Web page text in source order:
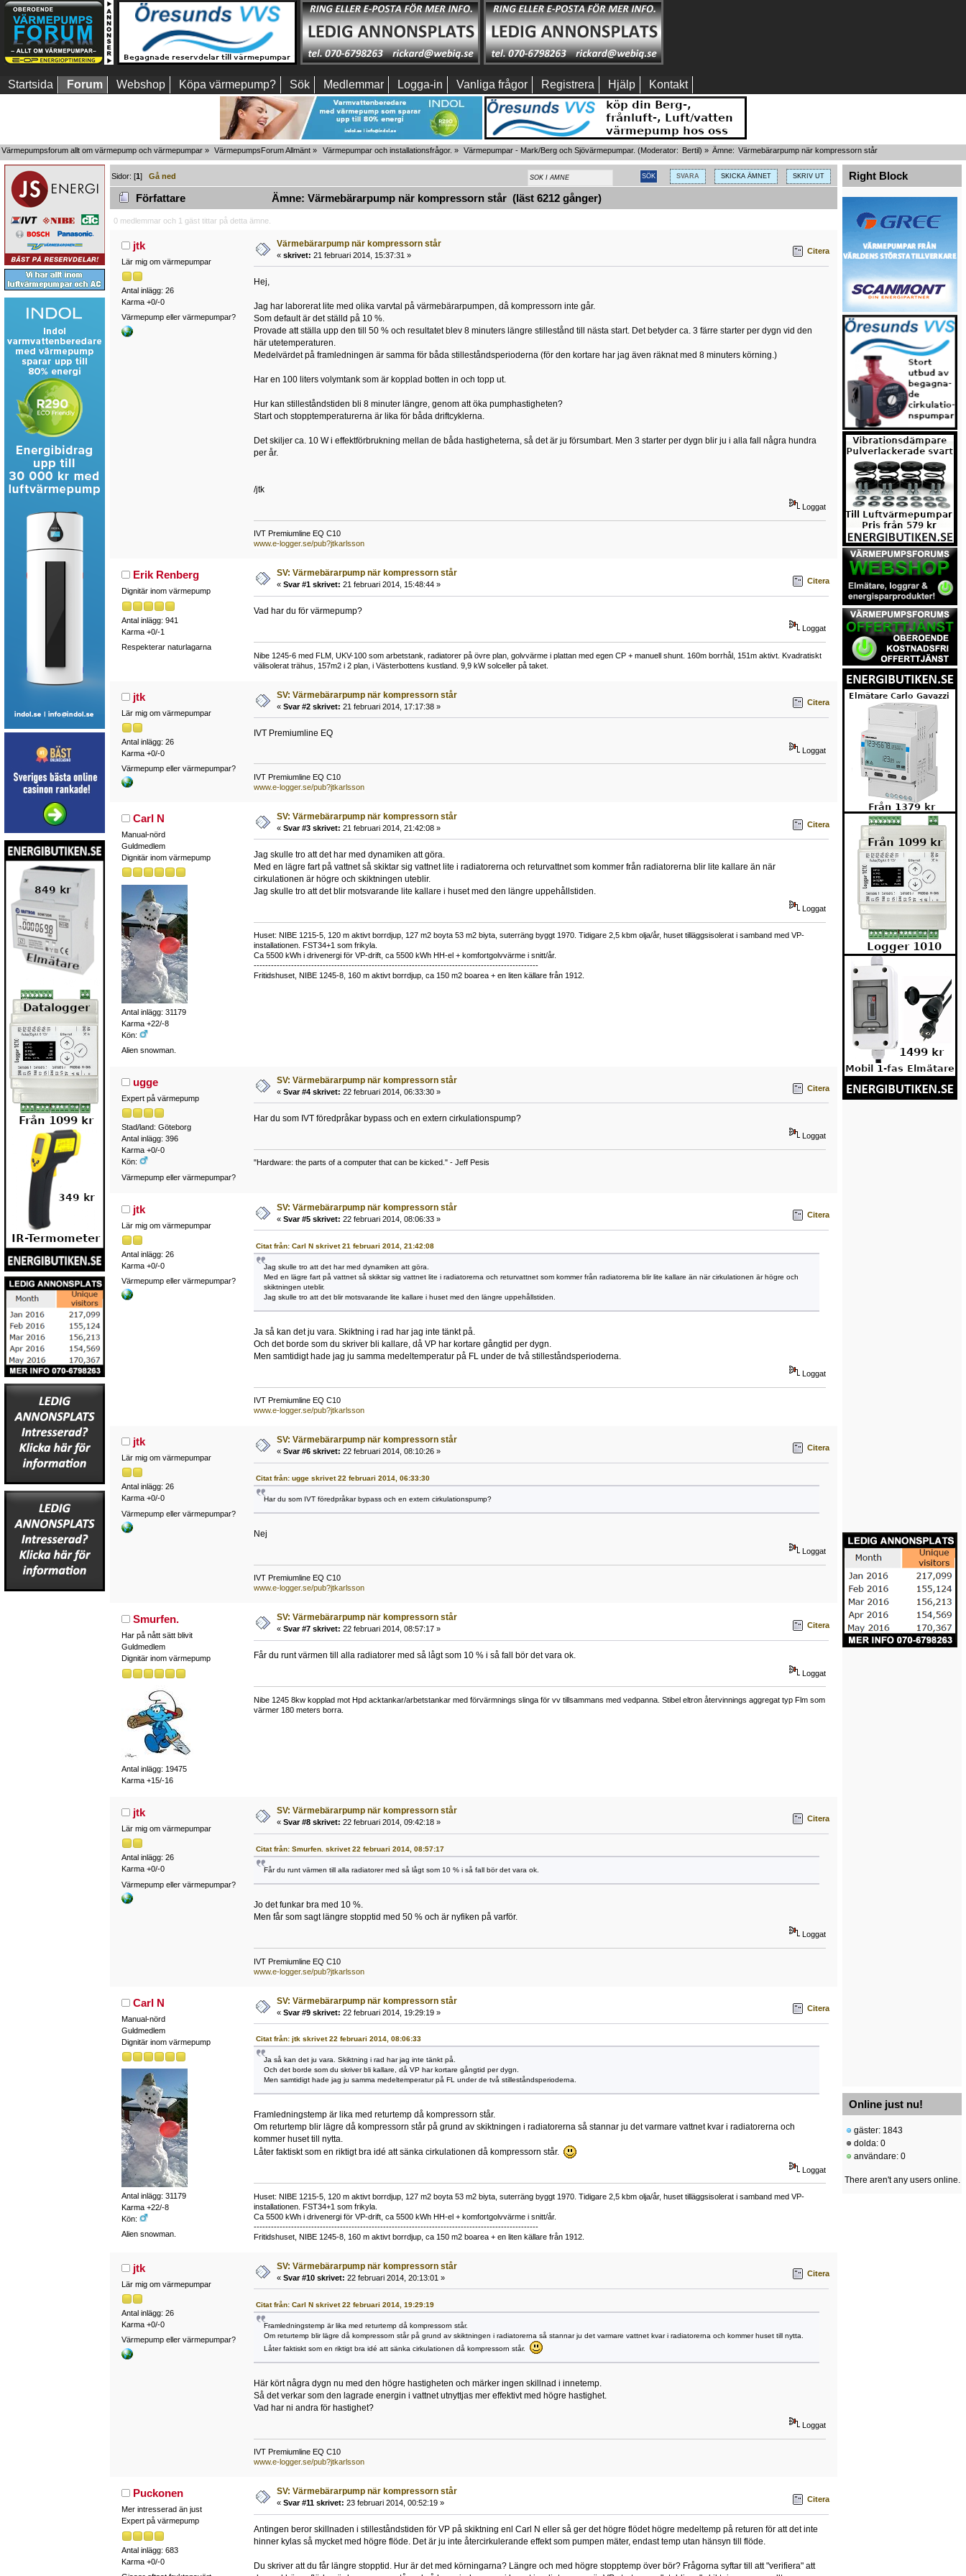
Startsida Forum Webshop Köpa värmepump? Sök Medlemmar Logga-in Vanliga frågor Registrera Hjälp Kontakt
Värmepumpsforum allt om värmepump och värmepumpar » VärmepumpsForum Allmänt » Värmepumpar och installationsfrågor. » Värmepumpar - Mark/Berg och Sjövärmepumpar. (Moderator: Bertil) » Ämne: Värmebärarpump när kompressorn står
SVARA SKICKA ÄMNET SKRIV UT
Sidor: [1]Gå ned
Författare Ämne: Värmebärarpump när kompressorn står (läst 6212 gånger)
0 medlemmar och 1 gäst tittar på detta ämne.
jtk
Lär mig om värmepumpar
Antal inlägg: 26
Karma +0/-0
Värmepump eller värmepumpar?
Värmebärarpump när kompressorn står
« skrivet: 21 februari 2014, 15:37:31 » Citera
Hej,
Jag har laborerat lite med olika varvtal på värmebärarpumpen, då kompressorn inte går.
Som default är det ställd på 10 %.
Provade att ställa upp den till 50 % och resultatet blev 8 minuters längre stillestånd till nästa start. Det betyder ca. 3 färre starter per dygn vid den
här utetemperaturen.
Medelvärdet på framledningen är samma för båda stilleståndsperioderna (för den kortare har jag även räknat med 8 minuters körning.)
Har en 100 liters volymtank som är kopplad botten in och topp ut.
Hur kan stilleståndstiden bli 8 minuter längre, genom att öka pumphastigheten?
Start och stopptemperaturerna är lika för båda driftcyklerna.
Det skiljer ca. 10 W i effektförbrukning mellan de båda hastigheterna, så det är ju försumbart. Men 3 starter per dygn blir ju i alla fall några hundra
per år.
/jtk
Loggat
IVT Premiumline EQ C10
www.e-logger.se/pub?jtkarlsson
Erik Renberg
Dignitär inom värmepump
Antal inlägg: 941
Karma +0/-1
Respekterar naturlagarna
SV: Värmebärarpump när kompressorn står
« Svar #1 skrivet: 21 februari 2014, 15:48:44 » Citera
Vad har du för värmepump?
Loggat
Nibe 1245-6 med FLM, UKV-100 som arbetstank, radiatorer på övre plan, golvvärme i plattan med egen CP + manuell shunt. 160m borrhål, 151m aktivt. Kvadratiskt
välisolerat trähus, 157m2 i 2 plan, i Västerbottens kustland. 9,9 kW solceller på taket.
jtk
Lär mig om värmepumpar
Antal inlägg: 26
Karma +0/-0
Värmepump eller värmepumpar?
SV: Värmebärarpump när kompressorn står
« Svar #2 skrivet: 21 februari 2014, 17:17:38 » Citera
IVT Premiumline EQ
Loggat
IVT Premiumline EQ C10
www.e-logger.se/pub?jtkarlsson
Carl N
Manual-nörd
Guldmedlem
Dignitär inom värmepump
Antal inlägg: 31179
Karma +22/-8
Kön:
Alien snowman.
SV: Värmebärarpump när kompressorn står
« Svar #3 skrivet: 21 februari 2014, 21:42:08 » Citera
Jag skulle tro att det har med dynamiken att göra.
Med en lägre fart på vattnet så skiktar sig vattnet lite i radiatorerna och returvattnet som kommer från radiatorerna blir lite kallare än när
cirkulationen är högre och skiktningen uteblir.
Jag skulle tro att det blir motsvarande lite kallare i huset med den längre uppehållstiden.
Loggat
Huset: NIBE 1215-5, 120 m aktivt borrdjup, 127 m2 boyta 53 m2 biyta, suterräng byggt 1970. Tidigare 2,5 kbm olja/år, huset tilläggsisolerat i samband med VP-
installationen. FST34+1 som frikyla.
Ca 5500 kWh i drivenergi för VP-drift, ca 5500 kWh HH-el + komfortgolvvärme i snitt/år.
---------------------------------------------------------------------------------------------------
Fritidshuset, NIBE 1245-8, 160 m aktivt borrdjup, ca 150 m2 boarea + en liten källare från 1912.
ugge
Expert på värmepump
Stad/land: Göteborg
Antal inlägg: 396
Karma +0/-0
Kön:
Värmepump eller värmepumpar?
SV: Värmebärarpump när kompressorn står
« Svar #4 skrivet: 22 februari 2014, 06:33:30 » Citera
Har du som IVT föredpråkar bypass och en extern cirkulationspump?
Loggat
"Hardware: the parts of a computer that can be kicked." - Jeff Pesis
jtk
Lär mig om värmepumpar
Antal inlägg: 26
Karma +0/-0
Värmepump eller värmepumpar?
SV: Värmebärarpump när kompressorn står
« Svar #5 skrivet: 22 februari 2014, 08:06:33 » Citera
Citat från: Carl N skrivet 21 februari 2014, 21:42:08
Jag skulle tro att det har med dynamiken att göra.
Med en lägre fart på vattnet så skiktar sig vattnet lite i radiatorerna och returvattnet som kommer från radiatorerna blir lite kallare än när cirkulationen är högre och
skiktningen uteblir.
Jag skulle tro att det blir motsvarande lite kallare i huset med den längre uppehållstiden.
Ja så kan det ju vara. Skiktning i rad har jag inte tänkt på.
Och det borde som du skriver bli kallare, då VP har kortare gångtid per dygn.
Men samtidigt hade jag ju samma medeltemperatur på FL under de två stilleståndsperioderna.
Loggat
IVT Premiumline EQ C10
www.e-logger.se/pub?jtkarlsson
jtk
Lär mig om värmepumpar
Antal inlägg: 26
Karma +0/-0
Värmepump eller värmepumpar?
SV: Värmebärarpump när kompressorn står
« Svar #6 skrivet: 22 februari 2014, 08:10:26 » Citera
Citat från: ugge skrivet 22 februari 2014, 06:33:30
Har du som IVT föredpråkar bypass och en extern cirkulationspump?
Nej
Loggat
IVT Premiumline EQ C10
www.e-logger.se/pub?jtkarlsson
Smurfen.
Har på nått sätt blivit
Guldmedlem
Dignitär inom värmepump
Antal inlägg: 19475
Karma +15/-16
SV: Värmebärarpump när kompressorn står
« Svar #7 skrivet: 22 februari 2014, 08:57:17 » Citera
Får du runt värmen till alla radiatorer med så lågt som 10 % i så fall bör det vara ok.
Loggat
Nibe 1245 8kw kopplad mot Hpd acktankar/arbetstankar med förvärmnings slinga för vv tillsammans med vedpanna. Stibel eltron återvinnings aggregat typ Flm som
värmer 180 meters borra.
jtk
Lär mig om värmepumpar
Antal inlägg: 26
Karma +0/-0
Värmepump eller värmepumpar?
SV: Värmebärarpump när kompressorn står
« Svar #8 skrivet: 22 februari 2014, 09:42:18 » Citera
Citat från: Smurfen. skrivet 22 februari 2014, 08:57:17
Får du runt värmen till alla radiatorer med så lågt som 10 % i så fall bör det vara ok.
Jo det funkar bra med 10 %.
Men får som sagt längre stopptid med 50 % och är nyfiken på varför.
Loggat
IVT Premiumline EQ C10
www.e-logger.se/pub?jtkarlsson
Carl N
Manual-nörd
Guldmedlem
Dignitär inom värmepump
Antal inlägg: 31179
Karma +22/-8
Kön:
Alien snowman.
SV: Värmebärarpump när kompressorn står
« Svar #9 skrivet: 22 februari 2014, 19:29:19 » Citera
Citat från: jtk skrivet 22 februari 2014, 08:06:33
Ja så kan det ju vara. Skiktning i rad har jag inte tänkt på.
Och det borde som du skriver bli kallare, då VP har kortare gångtid per dygn.
Men samtidigt hade jag ju samma medeltemperatur på FL under de två stilleståndsperioderna.
Framledningstemp är lika med returtemp då kompressorn står.
Om returtemp blir lägre då kompressorn står på grund av skiktningen i radiatorerna så stannar ju det varmare vattnet kvar i radiatorerna och
kommer huset till nytta.
Låter faktiskt som en riktigt bra idé att sänka cirkulationen då kompressorn står.
Loggat
Huset: NIBE 1215-5, 120 m aktivt borrdjup, 127 m2 boyta 53 m2 biyta, suterräng byggt 1970. Tidigare 2,5 kbm olja/år, huset tilläggsisolerat i samband med VP-
installationen. FST34+1 som frikyla.
Ca 5500 kWh i drivenergi för VP-drift, ca 5500 kWh HH-el + komfortgolvvärme i snitt/år.
---------------------------------------------------------------------------------------------------
Fritidshuset, NIBE 1245-8, 160 m aktivt borrdjup, ca 150 m2 boarea + en liten källare från 1912.
jtk
Lär mig om värmepumpar
Antal inlägg: 26
Karma +0/-0
Värmepump eller värmepumpar?
SV: Värmebärarpump när kompressorn står
« Svar #10 skrivet: 22 februari 2014, 20:13:01 » Citera
Citat från: Carl N skrivet 22 februari 2014, 19:29:19
Framledningstemp är lika med returtemp då kompressorn står.
Om returtemp blir lägre då kompressorn står på grund av skiktningen i radiatorerna så stannar ju det varmare vattnet kvar i radiatorerna och kommer huset till nytta.
Låter faktiskt som en riktigt bra idé att sänka cirkulationen då kompressorn står.
Här kört några dygn nu med den högre hastigheten och märker ingen skillnad i innetemp.
Så det verkar som den lagrade energin i vattnet utnyttjas mer effektivt med högre hastighet.
Vad har ni andra för hastighet?
Loggat
IVT Premiumline EQ C10
www.e-logger.se/pub?jtkarlsson
Puckonen
Mer intresserad än just
Expert på värmepump
Antal inlägg: 683
Karma +0/-0
SV: Värmebärarpump när kompressorn står
« Svar #11 skrivet: 23 februari 2014, 00:52:19 » Citera
Antingen beror skillnaden i stilleståndstiden för VP på skiktning enl Carl N eller så ger det högre flödet högre medeltemp på returen för att det inte
hinner kylas så mycket med högre flöde. Det är ju inte återcirkulerande effekt som pumpen mäter, endast temp utan hänsyn till flöde.
Du skriver att du får längre stopptid. Hur är det med körningarna? Längre och med högre stopptemp över bör? Frågorna syftar till att "verifiera" att
Right Block
Online just nu!
gäster: 1843
dolda: 0
användare: 0
There aren't any users online.